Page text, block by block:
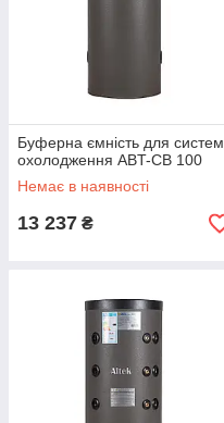
Буферна ємність для систем
охолодження ABT-CB 100
Немає в наявності
13 237 ₴